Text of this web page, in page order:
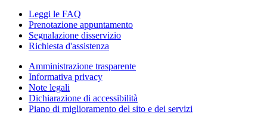
Leggi le FAQ
Prenotazione appuntamento
Segnalazione disservizio
Richiesta d'assistenza
Amministrazione trasparente
Informativa privacy
Note legali
Dichiarazione di accessibilità
Piano di miglioramento del sito e dei servizi